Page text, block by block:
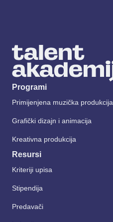
Programi
Primijenjena muzička produkcija
Grafički dizajn i animacija
Kreativna produkcija
Resursi
Kriteriji upisa
Stipendija
Predavači